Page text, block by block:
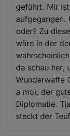
geführt. Mir
aufgegangen.
oder? Zu
wäre in der
da schau her,
Wunderwaffe
a moi, der
Diplomatie.
steckt der